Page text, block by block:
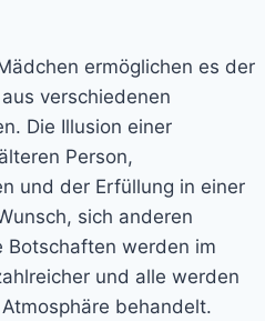
ermöglichen es der
verschiedenen
Die Illusion einer
Person,
und der Erfüllung in einer
sich anderen
Botschaften werden im
und alle werden
behandelt.